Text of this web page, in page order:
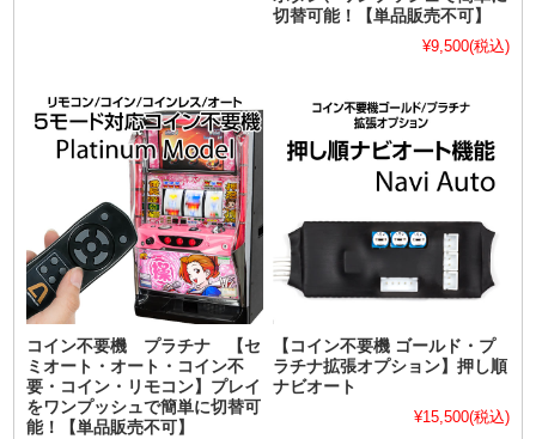
切替可能！【単品販売不可】
¥9,500(税込)
コイン不要機 プラチナ 【セ
ミオート・オート・コイン不
要・コイン・リモコン】プレイ
をワンプッシュで簡単に切替可
能！【単品販売不可】
【コイン不要機 ゴールド・プ
ラチナ拡張オプション】押し順
ナビオート
¥15,500(税込)